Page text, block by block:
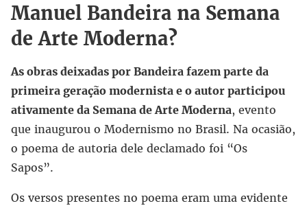
Manuel Bandeira na Semana
de Arte Moderna?
As obras deixadas por Bandeira fazem parte da
primeira geração modernista e o autor participou
ativamente da Semana de Arte Moderna, evento
que inaugurou o Modernismo no Brasil. Na ocasião,
o poema de autoria dele declamado foi “Os
Sapos”.
Os versos presentes no poema eram uma evidente